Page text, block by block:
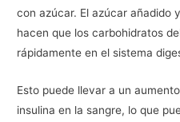
con azúcar. El azúcar añadido
hacen que los carbohidratos
rápidamente en el sistema
Esto puede llevar a un
insulina en la sangre, lo que